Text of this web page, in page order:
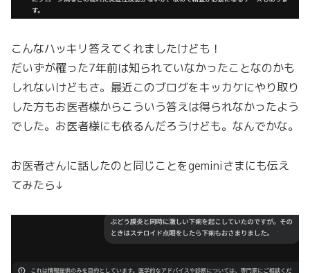
こんなハッキリ答えてくれましたけども！
だいずが罹った7年前は知られていなかったことなのかも
しれないけどもさ。最近このブログをキッカケにやり取り
した方もお医者様からこういう答えは得られなかったよう
でした。お医者様にも依るんだろうけども。なんでかな。
お医者さんに話したのと同じことをgeminiさまにも伝え
てみたら↓